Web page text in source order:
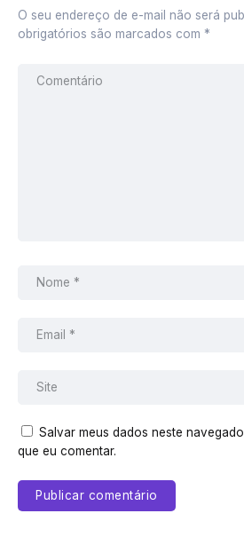
O seu endereço de e-mail não será
obrigatórios são marcados com *
Salvar meus dados neste
que eu comentar.